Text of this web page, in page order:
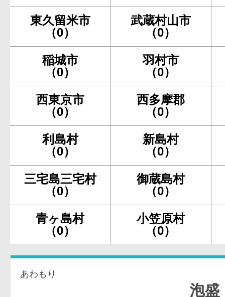
東久留米市
（0）
武蔵村山市
（0）
稲城市
（0）
羽村市
（0）
西東京市
（0）
西多摩郡
（0）
利島村
（0）
新島村
（0）
三宅島三宅村
（0）
御蔵島村
（0）
青ヶ島村
（0）
小笠原村
（0）
あわもり
泡盛